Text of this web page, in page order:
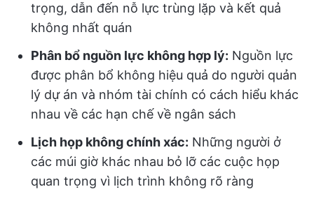
trọng, dẫn đến nỗ lực trùng lặp và kết quả
không nhất quán
Phân bổ nguồn lực không hợp lý: Nguồn lực
được phân bổ không hiệu quả do người quản
lý dự án và nhóm tài chính có cách hiểu khác
nhau về các hạn chế về ngân sách
Lịch họp không chính xác: Những người ở
các múi giờ khác nhau bỏ lỡ các cuộc họp
quan trọng vì lịch trình không rõ ràng